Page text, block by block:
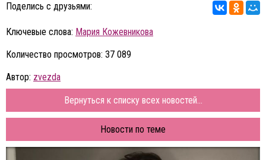
Поделись с друзьями:
Ключевые слова: Мария Кожевникова
Количество просмотров: 37 089
Автор: zvezda
Вернуться к списку всех новостей...
Новости по теме